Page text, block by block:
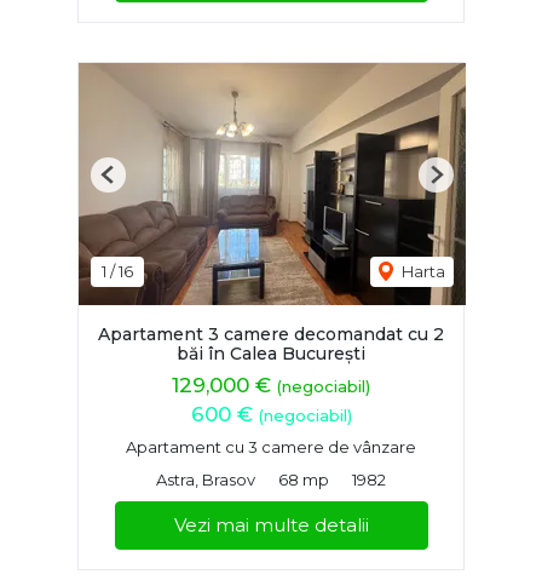
1 /16 Harta
Previous Next
Apartament 3 camere decomandat cu 2
băi în Calea București
129,000 € (negociabil)
600 € (negociabil)
Apartament cu 3 camere de vânzare
Astra, Brasov
68 mp 1982
Vezi mai multe detalii